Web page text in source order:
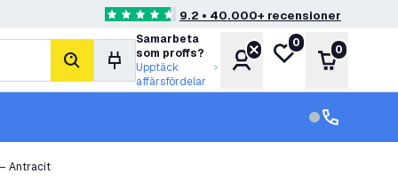
4.6 stjärnbetyg9.2 • 40.000+ recensioner
sök
Samarbeta
som proffs?
Upptäck
affärsfördelar
KontoMin önskelista
0
Varukorg
0
kundservice
kundservice
Antracit